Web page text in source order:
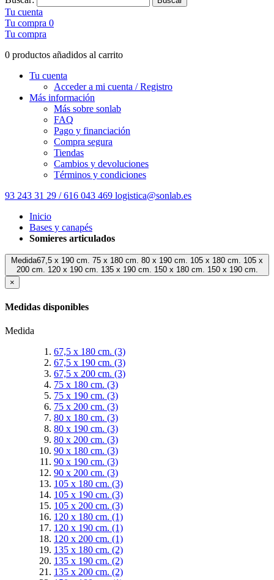
Tu cuenta
Tu compra 0
Tu compra
0 productos añadidos al carrito
Tu cuenta
Acceder a mi cuenta / Registro
Más información
Más sobre sonlab
FAQ
Pago y financiación
Compra segura
Tiendas
Cambios y devoluciones
Términos y condiciones
93 243 31 29 / 616 043 469 logistica@sonlab.es
Inicio
Bases y canapés
Somieres articulados
Medida67,5 x 190 cm. 75 x 180 cm. 80 x 190 cm. 105 x 180 cm. 105 x
200 cm. 120 x 190 cm. 135 x 190 cm. 150 x 180 cm. 150 x 190 cm.
×
Medidas disponibles
Medida
67,5 x 180 cm. (3)
67,5 x 190 cm. (3)
67,5 x 200 cm. (3)
75 x 180 cm. (3)
75 x 190 cm. (3)
75 x 200 cm. (3)
80 x 180 cm. (3)
80 x 190 cm. (3)
80 x 200 cm. (3)
90 x 180 cm. (3)
90 x 190 cm. (3)
90 x 200 cm. (3)
105 x 180 cm. (3)
105 x 190 cm. (3)
105 x 200 cm. (3)
120 x 180 cm. (1)
120 x 190 cm. (1)
120 x 200 cm. (1)
135 x 180 cm. (2)
135 x 190 cm. (2)
135 x 200 cm. (2)